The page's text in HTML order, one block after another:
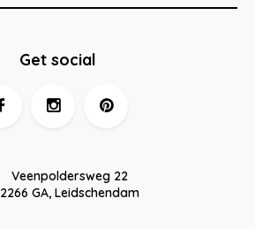
Veenpoldersweg 22
2266 GA, Leidschendam
Get social